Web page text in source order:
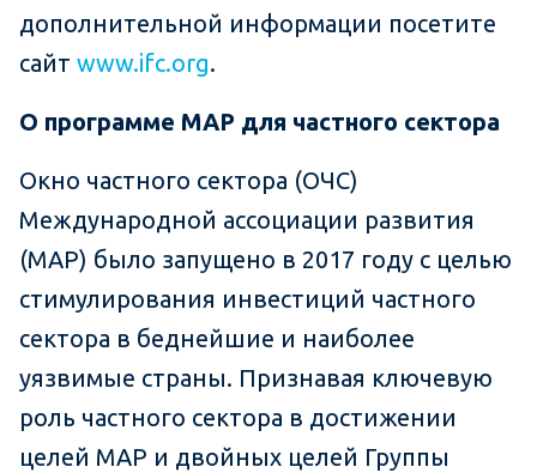
дополнительной информации посетите
сайт www.ifc.org.
О программе МАР для частного сектора
Окно частного сектора (ОЧС)
Международной ассоциации развития
(МАР) было запущено в 2017 году с целью
стимулирования инвестиций частного
сектора в беднейшие и наиболее
уязвимые страны. Признавая ключевую
роль частного сектора в достижении
целей МАР и двойных целей Группы